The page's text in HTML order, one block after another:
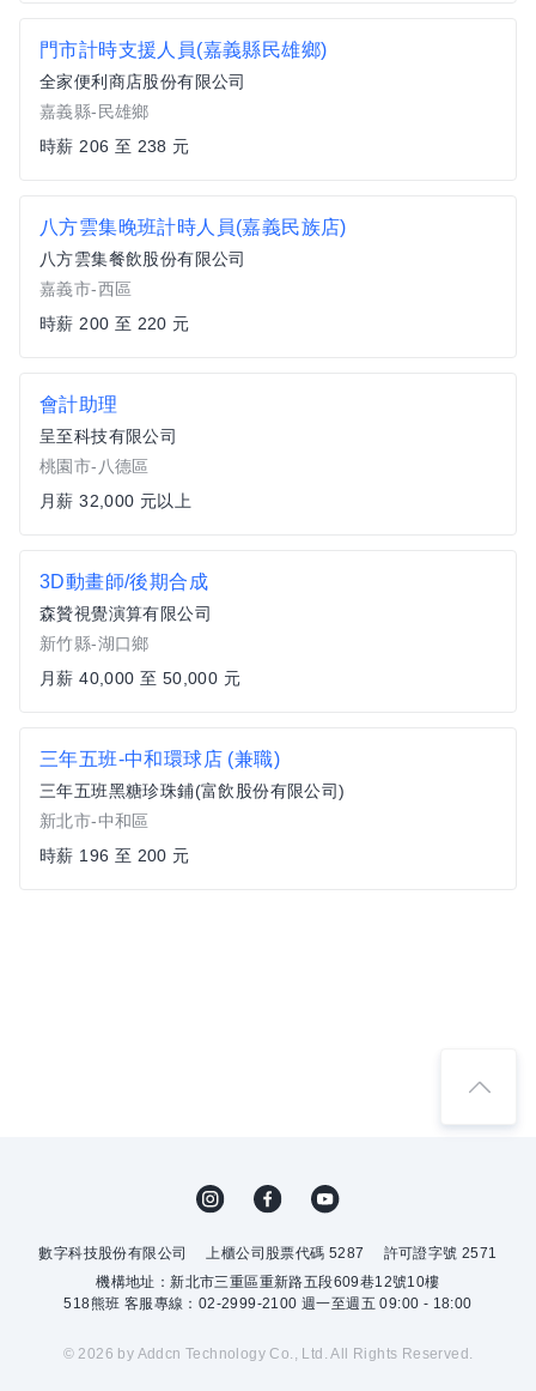
門市計時支援人員(嘉義縣民雄鄉)
全家便利商店股份有限公司
嘉義縣-民雄鄉
時薪 206 至 238 元
八方雲集晚班計時人員(嘉義民族店)
八方雲集餐飲股份有限公司
嘉義市-西區
時薪 200 至 220 元
會計助理
呈至科技有限公司
桃園市-八德區
月薪 32,000 元以上
3D動畫師/後期合成
森贊視覺演算有限公司
新竹縣-湖口鄉
月薪 40,000 至 50,000 元
三年五班-中和環球店 (兼職)
三年五班黑糖珍珠鋪(富飲股份有限公司)
新北市-中和區
時薪 196 至 200 元
數字科技股份有限公司 上櫃公司股票代碼 5287
許可證字號 2571
機構地址：新北市三重區重新路五段609巷12號10樓
518熊班 客服專線：02-2999-2100 週一至週五 09:00 - 18:00
© 2026 by Addcn Technology Co., Ltd. All Rights Reserved.